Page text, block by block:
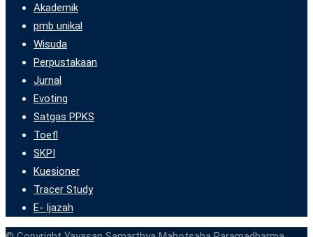
Akademik
pmb unikal
Wisuda
Perpustakaan
Jurnal
Evoting
Satgas PPKS
Toefl
SKPI
Kuesioner
Tracer Study
E- Ijazah